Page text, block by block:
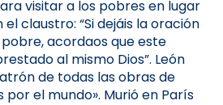
visitar a los pobres en lugar
claustro: “Si dejáis la oración
acordaos que este
al mismo Dios”. León
de todas las obras de
el mundo». Murió en París